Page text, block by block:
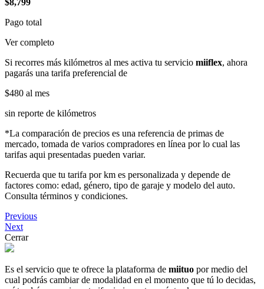
Pago total
Ver completo
Si recorres más kilómetros al mes activa tu servicio miiflex, ahora
pagarás una tarifa preferencial de
$480 al mes
sin reporte de kilómetros
*La comparación de precios es una referencia de primas de
mercado, tomada de varios compradores en línea por lo cual las
tarifas aqui presentadas pueden variar.
Recuerda que tu tarifa por km es personalizada y depende de
factores como: edad, género, tipo de garaje y modelo del auto.
Consulta términos y condiciones.
Previous
Next
Cerrar
Es el servicio que te ofrece la plataforma de miituo por medio del
cual podrás cambiar de modalidad en el momento que tú lo decidas,